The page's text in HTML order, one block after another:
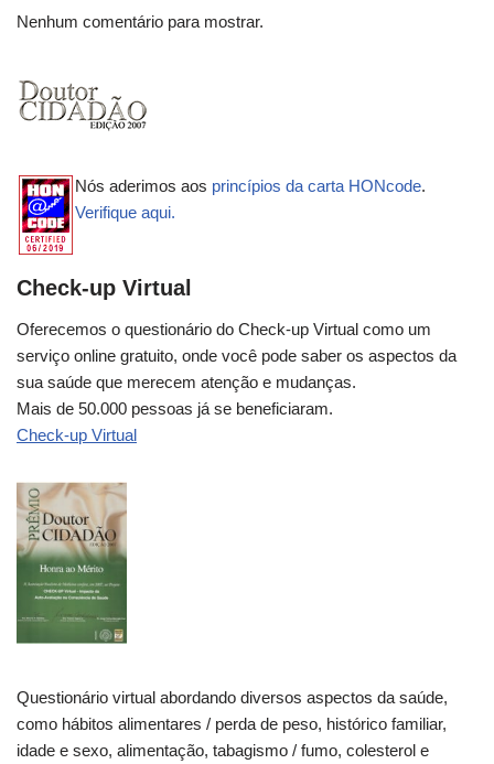
Nenhum comentário para mostrar.
Nós aderimos aos princípios da carta HONcode.
Verifique aqui.
Check-up Virtual
Oferecemos o questionário do Check-up Virtual como um
serviço online gratuito, onde você pode saber os aspectos da
sua saúde que merecem atenção e mudanças.
Mais de 50.000 pessoas já se beneficiaram.
Check-up Virtual
Questionário virtual abordando diversos aspectos da saúde,
como hábitos alimentares / perda de peso, histórico familiar,
idade e sexo, alimentação, tabagismo / fumo, colesterol e